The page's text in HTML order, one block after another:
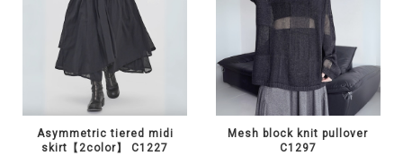
Asymmetric tiered midi
skirt【2color】 C1227
Mesh block knit pullover
C1297